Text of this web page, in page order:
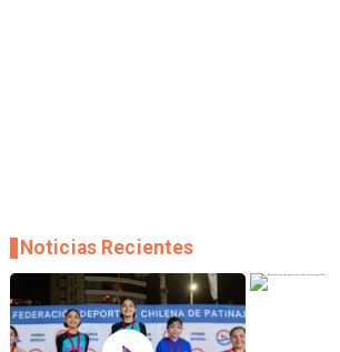
Noticias Recientes